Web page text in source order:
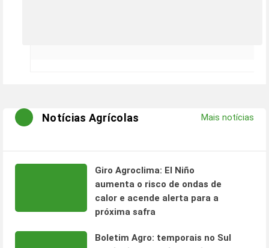
Notícias Agrícolas Mais notícias
Giro Agroclima: El Niño
aumenta o risco de ondas de
calor e acende alerta para a
próxima safra
Boletim Agro: temporais no Sul